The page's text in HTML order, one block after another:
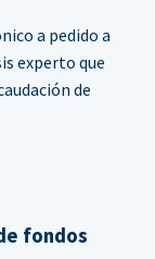
a pedido a
experto que
de
fondos